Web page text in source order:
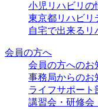
小児リハビリの
東京都リハビリ
自宅で出来るリ
会員の方へ
会員の方へのお
事務局からのお
ライフサポート
講習会・研修会